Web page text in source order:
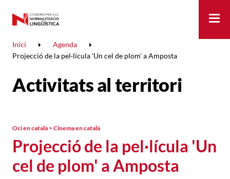
Inici
Agenda
Projecció de la pel·lícula 'Un cel de plom' a Amposta
Activitats al territori
Projecció de la pel·lícula 'Un
cel de plom' a Amposta
Oci en català > Cinema en català